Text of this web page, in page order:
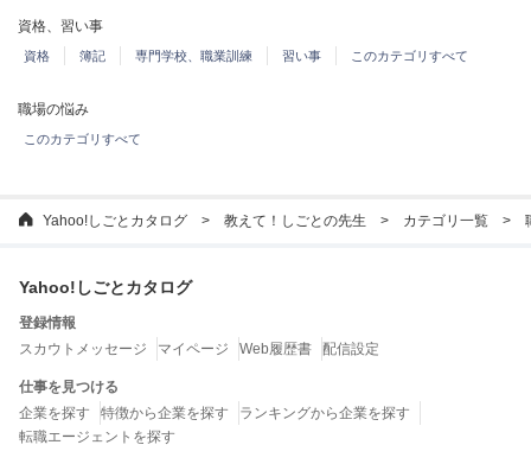
資格、習い事
資格 簿記 専門学校、職業訓練 習い事 このカテゴリすべて
職場の悩み
このカテゴリすべて
Yahoo!しごとカタログ 教えて！しごとの先生 カテゴリ一覧
Yahoo!しごとカタログ
登録情報
スカウトメッセージ
マイページ Web履歴書 配信設定
仕事を見つける
企業を探す
特徴から企業を探す
ランキングから企業を探す
転職エージェントを探す